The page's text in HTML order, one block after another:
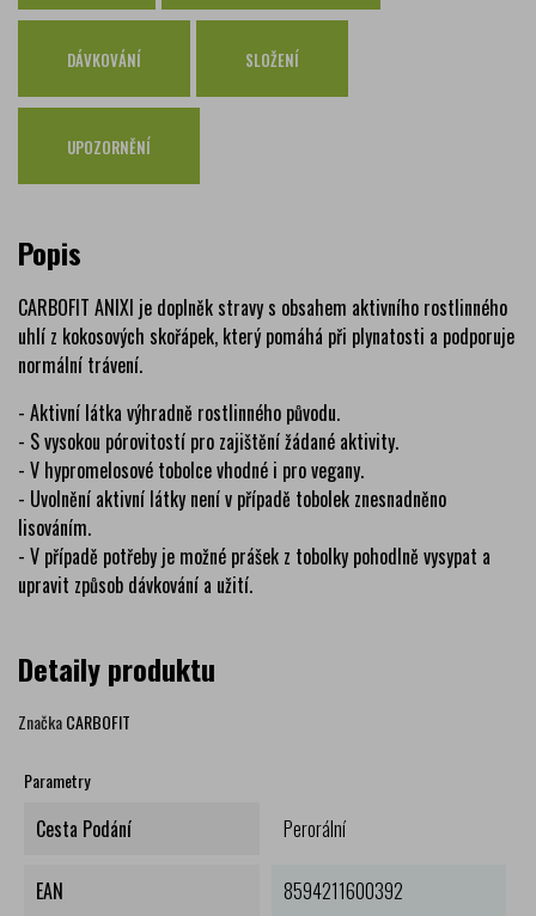
Česká pošta
zdarma
PPL
GLS
zdarma
DÁVKOVÁNÍ SLOŽENÍ
UPOZORNĚNÍ
Popis
CARBOFIT ANIXI je doplněk stravy s obsahem aktivního rostlinného
uhlí z kokosových skořápek, který pomáhá při plynatosti a podporuje
normální trávení.
- Aktivní látka výhradně rostlinného původu.
- S vysokou pórovitostí pro zajištění žádané aktivity.
- V hypromelosové tobolce vhodné i pro vegany.
- Uvolnění aktivní látky není v případě tobolek znesnadněno
lisováním.
- V případě potřeby je možné prášek z tobolky pohodlně vysypat a
upravit způsob dávkování a užití.
Detaily produktu
ZnačkaCARBOFIT
Parametry
Cesta Podání Perorální
EAN 8594211600392